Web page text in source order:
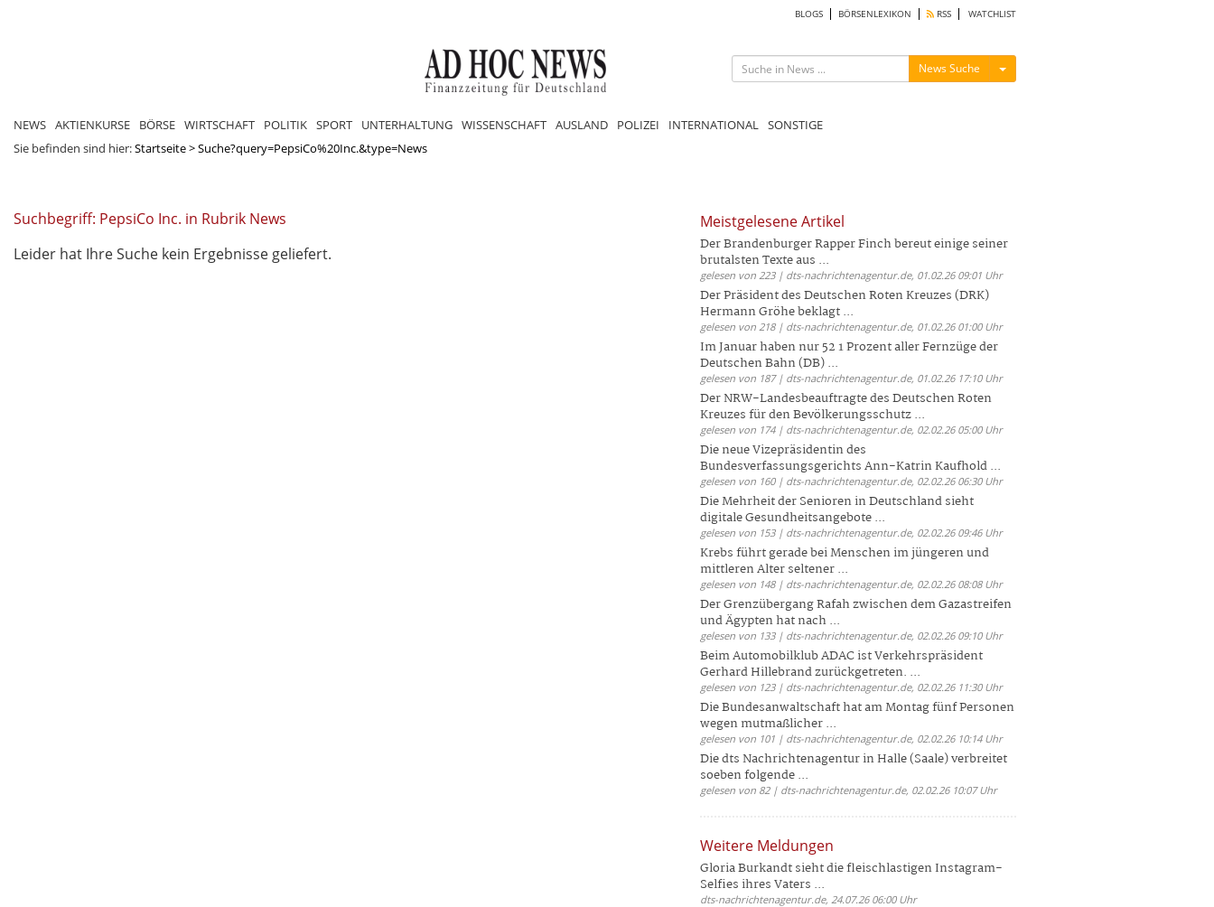
BLOGS BÖRSENLEXIKON RSS WATCHLIST
News Suche Menü ein-/ausblenden
NEWS AKTIENKURSE BÖRSE WIRTSCHAFT POLITIK SPORT UNTERHALTUNG WISSENSCHAFT AUSLAND POLIZEI INTERNATIONAL SONSTIGE
Sie befinden sind hier:Startseite>Suche?query=PepsiCo%20Inc.&type=News
Suchbegriff: PepsiCo Inc. in Rubrik News
Leider hat Ihre Suche kein Ergebnisse geliefert.
Meistgelesene Artikel
Der Brandenburger Rapper Finch bereut einige seiner
brutalsten Texte aus ...
gelesen von 223 | dts-nachrichtenagentur.de, 01.02.26 09:01 Uhr
Der Präsident des Deutschen Roten Kreuzes (DRK)
Hermann Gröhe beklagt ...
gelesen von 218 | dts-nachrichtenagentur.de, 01.02.26 01:00 Uhr
Im Januar haben nur 52 1 Prozent aller Fernzüge der
Deutschen Bahn (DB) ...
gelesen von 187 | dts-nachrichtenagentur.de, 01.02.26 17:10 Uhr
Der NRW-Landesbeauftragte des Deutschen Roten
Kreuzes für den Bevölkerungsschutz ...
gelesen von 174 | dts-nachrichtenagentur.de, 02.02.26 05:00 Uhr
Die neue Vizepräsidentin des
Bundesverfassungsgerichts Ann-Katrin Kaufhold ...
gelesen von 160 | dts-nachrichtenagentur.de, 02.02.26 06:30 Uhr
Die Mehrheit der Senioren in Deutschland sieht
digitale Gesundheitsangebote ...
gelesen von 153 | dts-nachrichtenagentur.de, 02.02.26 09:46 Uhr
Krebs führt gerade bei Menschen im jüngeren und
mittleren Alter seltener ...
gelesen von 148 | dts-nachrichtenagentur.de, 02.02.26 08:08 Uhr
Der Grenzübergang Rafah zwischen dem Gazastreifen
und Ägypten hat nach ...
gelesen von 133 | dts-nachrichtenagentur.de, 02.02.26 09:10 Uhr
Beim Automobilklub ADAC ist Verkehrspräsident
Gerhard Hillebrand zurückgetreten. ...
gelesen von 123 | dts-nachrichtenagentur.de, 02.02.26 11:30 Uhr
Die Bundesanwaltschaft hat am Montag fünf Personen
wegen mutmaßlicher ...
gelesen von 101 | dts-nachrichtenagentur.de, 02.02.26 10:14 Uhr
Die dts Nachrichtenagentur in Halle (Saale) verbreitet
soeben folgende ...
gelesen von 82 | dts-nachrichtenagentur.de, 02.02.26 10:07 Uhr
Weitere Meldungen
Gloria Burkandt sieht die fleischlastigen Instagram-
Selfies ihres Vaters ...
dts-nachrichtenagentur.de, 24.07.26 06:00 Uhr